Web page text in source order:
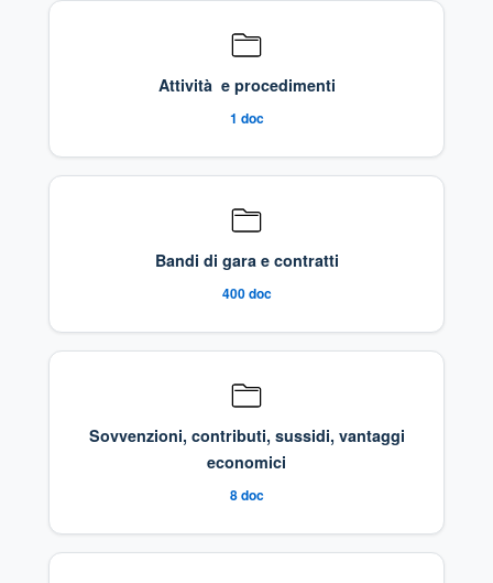
Attività e procedimenti
1 doc
Bandi di gara e contratti
400doc
Sovvenzioni, contributi, sussidi, vantaggi
economici
8doc